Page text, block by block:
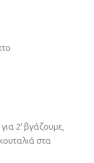
2′ βγάζουμε,
στα